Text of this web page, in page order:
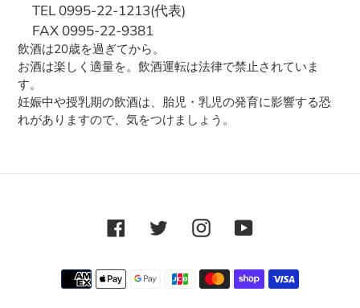
TEL 0995-22-1213(代表)
FAX 0995-22-9381
飲酒は20歳を過ぎてから。
お酒は楽しく適量を。飲酒運転は法律で禁止されていま
す。
妊娠中や授乳期の飲酒は、胎児・乳児の発育に影響する恐
れがありますので、気をつけましょう。
FacebookTwitterInstagramYouTube
決